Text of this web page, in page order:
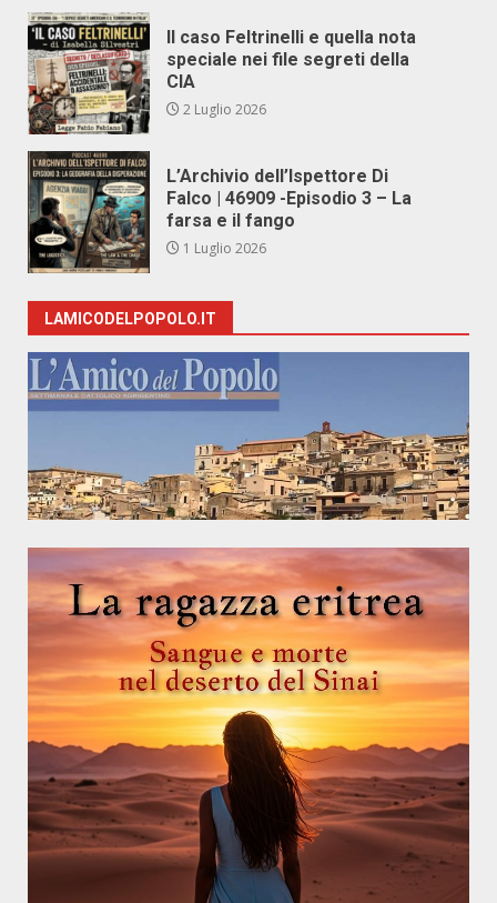
Il caso Feltrinelli e quella nota
speciale nei file segreti della
CIA
2 Luglio 2026
L’Archivio dell’Ispettore Di
Falco | 46909 -Episodio 3 – La
farsa e il fango
1 Luglio 2026
LAMICODELPOPOLO.IT